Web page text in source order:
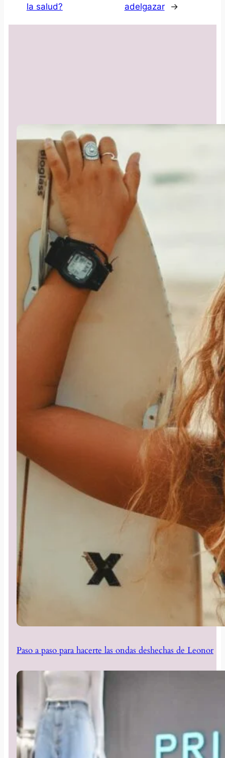
la salud?
adelgazar
→
Paso a paso para hacerte las ondas deshechas de Leonor